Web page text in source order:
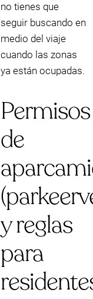
no tienes que
seguir buscando en
medio del viaje
cuando las zonas
ya están ocupadas.
Permisos
de
y reglas
para